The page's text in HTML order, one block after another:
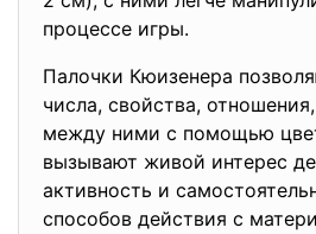
процессе игры.
Палочки Кюизенера
числа, свойства,
между ними с помощью
вызывают живой интерес
активность и
способов действия с